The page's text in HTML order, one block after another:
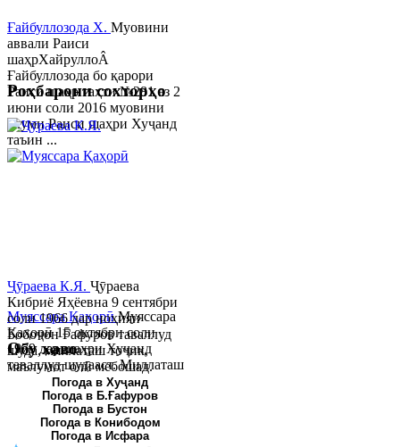
Ғайбуллозода Х. Муовини
аввали Раиси
шаҳрХайруллоÂ
Ғайбуллозода бо қарори
Раиси шаҳр таҳти №281 аз 2
июни соли 2016 муовини
якуми Раиси шаҳри Хуҷанд
таъин ...
Муяссара ҚаҳорӣМуяссара
Қаҳорӣ 15 октябри соли
1979 дар шаҳри Хуҷанд
таваллуд шудааст. Миллаташ
тоҷик. Маълумот олӣ. Соли
2002 Донишгоҳи давлатии
Хуҷанд ба...
Роҳбарони сохторҳо
Ҷӯраева К.Я. Ҷӯраева
Кибриё Яҳёевна 9 сентябри
соли 1966 дар ноҳияи
Бобоҷон Ғафуров таваллуд
шуда, миллаташ тоҷик,
маълумот олӣ мебошад.
Соли 1997 Донишг...
Обу хаво
Погода в Хуҷанд
Погода в Б.Ғафуров
Погода в Бустон
Погода в Конибодом
Погода в Исфара